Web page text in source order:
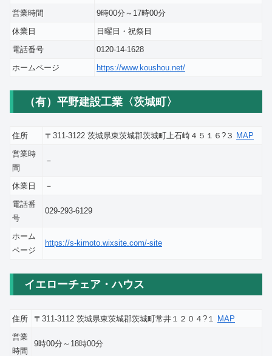
営業時間
9時00分～17時00分
休業日
日曜日・祝祭日
電話番号
0120-14-1628
ホームページ
https://www.koushou.net/
（有）平野建設工業〈茨城町〉
住所 〒311-3122 茨城県東茨城郡茨城町上石崎４５１６?３ MAP
営業時
間
－
休業日
－
電話番
号
029-293-6129
ホーム
ページ
https://s-kimoto.wixsite.com/-site
イエローチェア・ハウス
住所 〒311-3112 茨城県東茨城郡茨城町常井１２０４?１
MAP
営業
時間
9時00分～18時00分